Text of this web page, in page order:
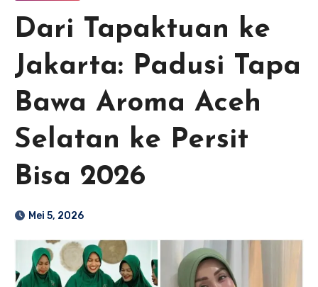
Dari Tapaktuan ke
Jakarta: Padusi Tapa
Bawa Aroma Aceh
Selatan ke Persit
Bisa 2026
Mei 5, 2026